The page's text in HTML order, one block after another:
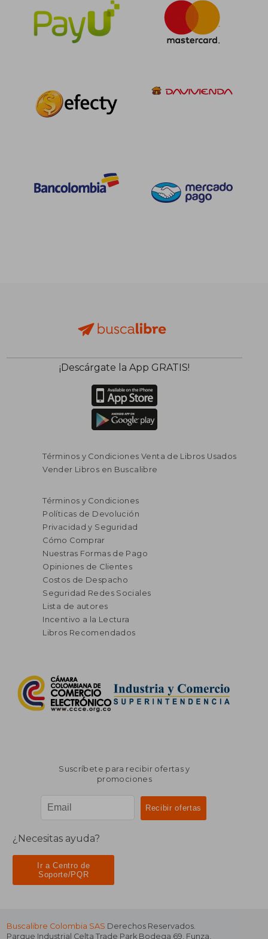
¡Descárgate la App GRATIS!
Términos y Condiciones Venta de Libros Usados
Vender Libros en Buscalibre
Términos y Condiciones
Políticas de Devolución
Privacidad y Seguridad
Cómo Comprar
Nuestras Formas de Pago
Opiniones de Clientes
Costos de Despacho
Seguridad Redes Sociales
Lista de autores
Incentivo a la Lectura
Libros Recomendados
Suscríbete para recibir ofertas y
promociones
¿Necesitas ayuda?
Ir a Centro de
Soporte/PQR
Buscalibre Colombia SAS Derechos Reservados.
Parque Industrial Celta Trade Park Bodega 69, Funza,